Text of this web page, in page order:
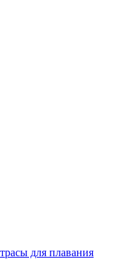
для плавания